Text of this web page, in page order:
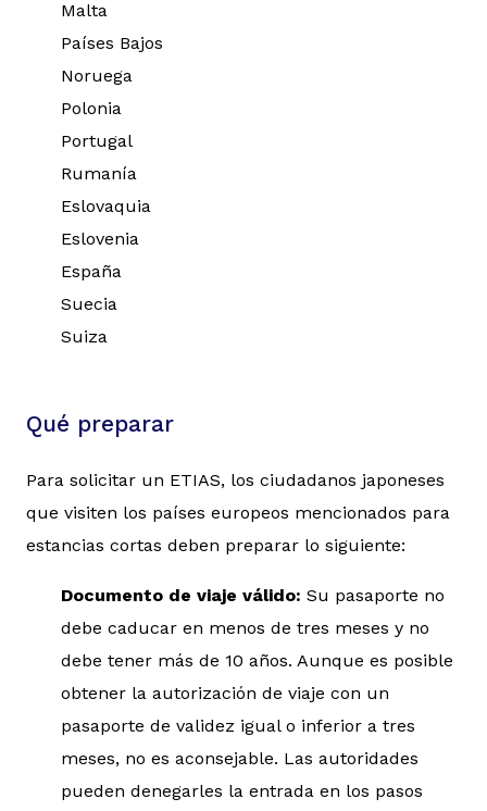
Malta
Países Bajos
Noruega
Polonia
Portugal
Rumanía
Eslovaquia
Eslovenia
España
Suecia
Suiza
Qué preparar
Para solicitar un ETIAS, los ciudadanos japoneses
que visiten los países europeos mencionados para
estancias cortas deben preparar lo siguiente:
Documento de viaje válido: Su pasaporte no
debe caducar en menos de tres meses y no
debe tener más de 10 años. Aunque es posible
obtener la autorización de viaje con un
pasaporte de validez igual o inferior a tres
meses, no es aconsejable. Las autoridades
pueden denegarles la entrada en los pasos